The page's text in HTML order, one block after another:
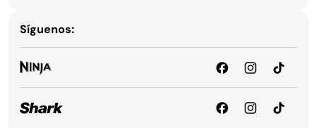
Síguenos: